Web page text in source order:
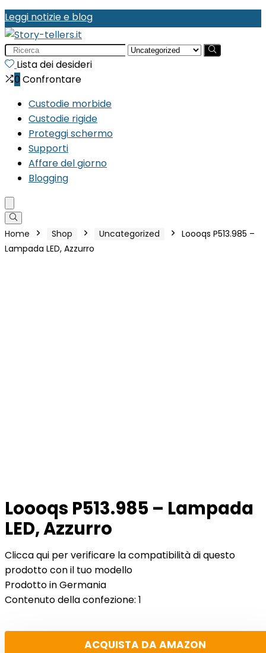
Leggi notizie e blog
Search
for:Lista dei desideri
0 Confrontare
Custodie morbide
Custodie rigide
Proteggi schermo
Supporti
Affare del giorno
Blogging
Home Shop Uncategorized
Loooqs P513.985 –
Lampada LED, Azzurro
Loooqs P513.985 – Lampada
LED, Azzurro
Clicca qui per verificare la compatibilità di questo
prodotto con il tuo modello
Prodotto in Germania
Contenuto della confezione: 1
ACQUISTA DA AMAZON